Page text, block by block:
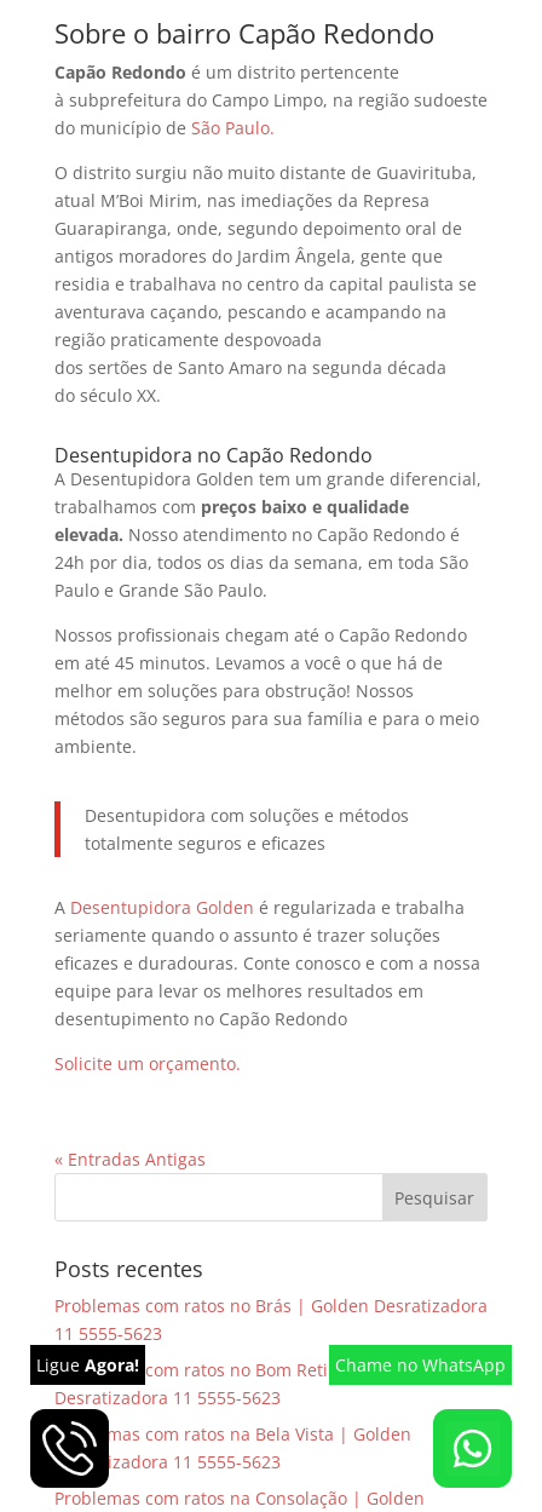
Sobre o bairro Capão Redondo
Capão Redondo é um distrito pertencente
à subprefeitura do Campo Limpo, na região sudoeste
do município de São Paulo.
O distrito surgiu não muito distante de Guavirituba,
atual M’Boi Mirim, nas imediações da Represa
Guarapiranga, onde, segundo depoimento oral de
antigos moradores do Jardim Ângela, gente que
residia e trabalhava no centro da capital paulista se
aventurava caçando, pescando e acampando na
região praticamente despovoada
dos sertões de Santo Amaro na segunda década
do século XX.
Desentupidora no Capão Redondo
A Desentupidora Golden tem um grande diferencial,
trabalhamos com preços baixo e qualidade
elevada. Nosso atendimento no Capão Redondo é
24h por dia, todos os dias da semana, em toda São
Paulo e Grande São Paulo.
Nossos profissionais chegam até o Capão Redondo
em até 45 minutos. Levamos a você o que há de
melhor em soluções para obstrução! Nossos
métodos são seguros para sua família e para o meio
ambiente.
Desentupidora com soluções e métodos
totalmente seguros e eficazes
A Desentupidora Golden é regularizada e trabalha
seriamente quando o assunto é trazer soluções
eficazes e duradouras. Conte conosco e com a nossa
equipe para levar os melhores resultados em
desentupimento no Capão Redondo
Solicite um orçamento.
« Entradas Antigas
Posts recentes
Problemas com ratos no Brás | Golden Desratizadora
11 5555-5623
Problemas com ratos no Bom Retiro | Golden
Desratizadora 11 5555-5623
Problemas com ratos na Bela Vista | Golden
Desratizadora 11 5555-5623
Problemas com ratos na Consolação | Golden
Ligue Agora! Chame no WhatsApp